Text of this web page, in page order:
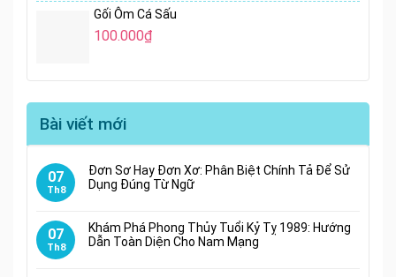
Gối Ôm Cá Sấu
100.000₫
Bài viết mới
07
Th8
Đơn Sơ Hay Đơn Xơ: Phân Biệt Chính Tả Để Sử
Dụng Đúng Từ Ngữ
07
Th8
Khám Phá Phong Thủy Tuổi Kỷ Tỵ 1989: Hướng
Dẫn Toàn Diện Cho Nam Mạng